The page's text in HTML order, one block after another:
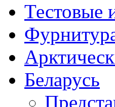
Тестовые
Беларусь